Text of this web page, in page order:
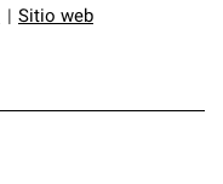
Sitio web